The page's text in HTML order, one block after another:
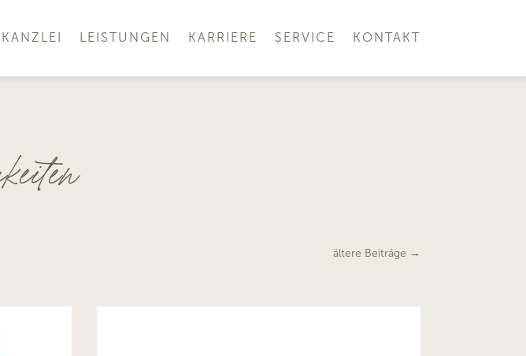
KANZLEI LEISTUNGEN KARRIERE SERVICE KONTAKT
ältere Beiträge →